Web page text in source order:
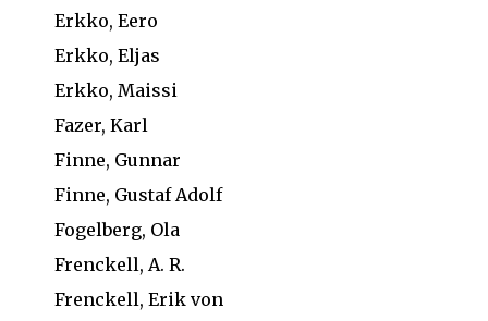
Erkko, Eero
Erkko, Eljas
Erkko, Maissi
Fazer, Karl
Finne, Gunnar
Finne, Gustaf Adolf
Fogelberg, Ola
Frenckell, A. R.
Frenckell, Erik von